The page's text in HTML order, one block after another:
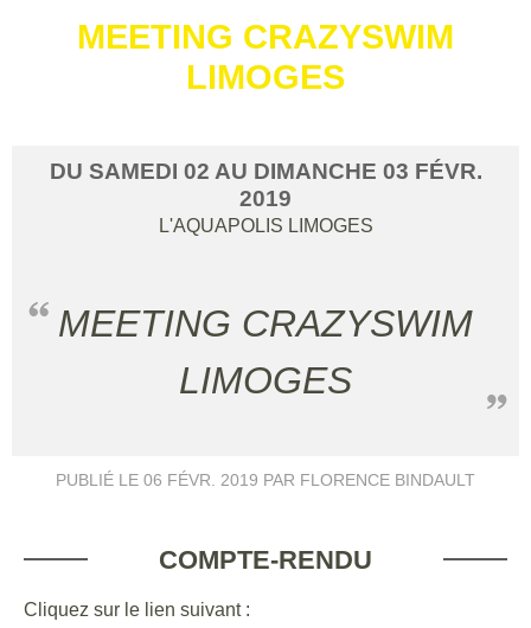
MEETING CRAZYSWIM
LIMOGES
DU SAMEDI 02 AU DIMANCHE 03 FÉVR.
2019
L'AQUAPOLIS LIMOGES
MEETING CRAZYSWIM
LIMOGES
PUBLIÉ LE 06 FÉVR. 2019 PAR FLORENCE BINDAULT
COMPTE-RENDU
Cliquez sur le lien suivant :